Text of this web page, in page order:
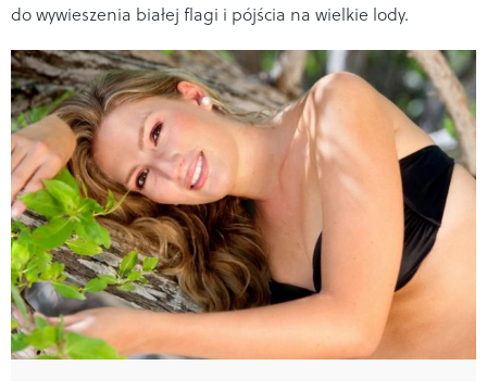
do wywieszenia białej flagi i pójścia na wielkie lody.